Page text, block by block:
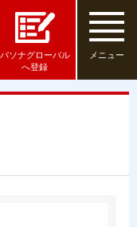
パソナグローバル
へ登録
メニュー